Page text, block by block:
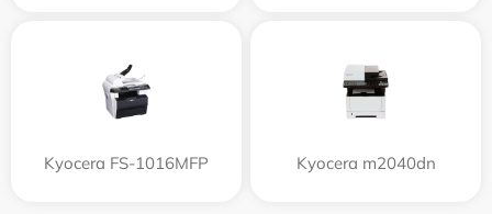
Kyocera FS-1016MFP Kyocera m2040dn